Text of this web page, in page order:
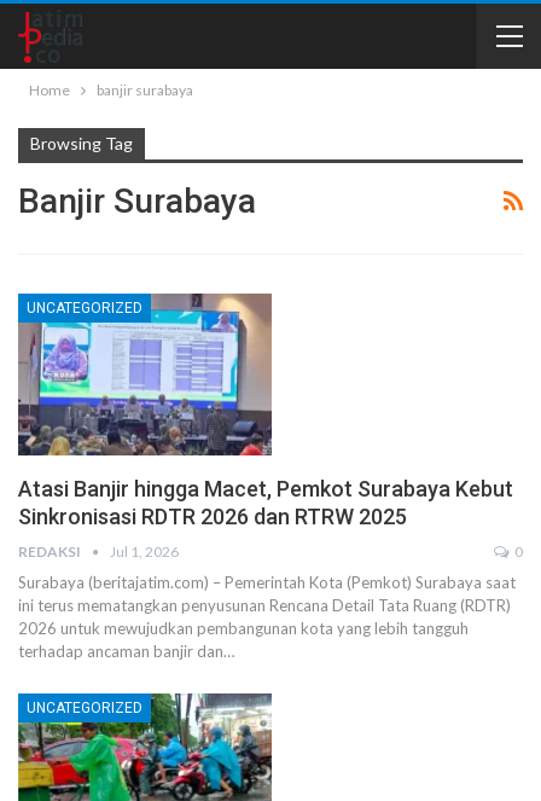
Home banjir surabaya
Browsing Tag
Banjir Surabaya
UNCATEGORIZED
Atasi Banjir hingga Macet, Pemkot Surabaya Kebut
Sinkronisasi RDTR 2026 dan RTRW 2025
REDAKSI Jul 1, 2026 0
Surabaya (beritajatim.com) – Pemerintah Kota (Pemkot) Surabaya saat
ini terus mematangkan penyusunan Rencana Detail Tata Ruang (RDTR)
2026 untuk mewujudkan pembangunan kota yang lebih tangguh
terhadap ancaman banjir dan…
UNCATEGORIZED